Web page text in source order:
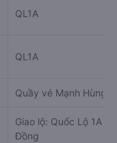
QL1A
QL1A
Quầy vé Mạnh Hùng,
Giao lộ: Quốc Lộ 1A &
Đồng